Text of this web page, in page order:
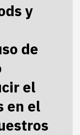
y
de
el
en el